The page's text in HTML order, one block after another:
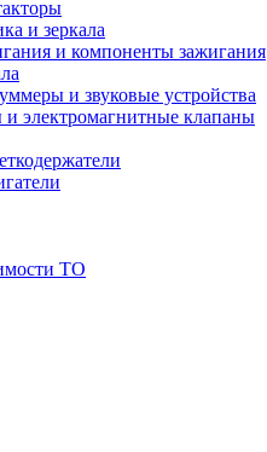
и зеркала
и компоненты зажигания
и звуковые устройства
электромагнитные клапаны
ТО